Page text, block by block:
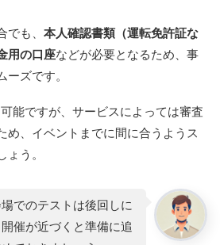
も、 本人確認書類（運転免許証な
用の口座などが必要となるため、事
ズです。
能ですが、サービスによっては審査
め、イベントまでに間に合うようス
う。
でのテストは後回しに
催が近づくと準備に追